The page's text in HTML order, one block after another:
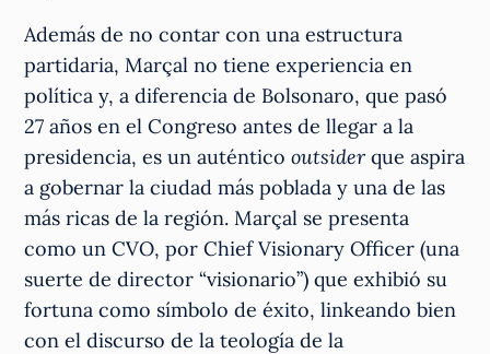
Además de no contar con una estructura
partidaria, Marçal no tiene experiencia en
política y, a diferencia de Bolsonaro, que pasó
27 años en el Congreso antes de llegar a la
presidencia, es un auténticooutsiderque aspira
a gobernar la ciudad más poblada y una de las
más ricas de la región. Marçal se presenta
como un CVO, por Chief Visionary Officer (una
suerte de director “visionario”) que exhibió su
fortuna como símbolo de éxito, linkeando bien
con el discurso de la teología de la